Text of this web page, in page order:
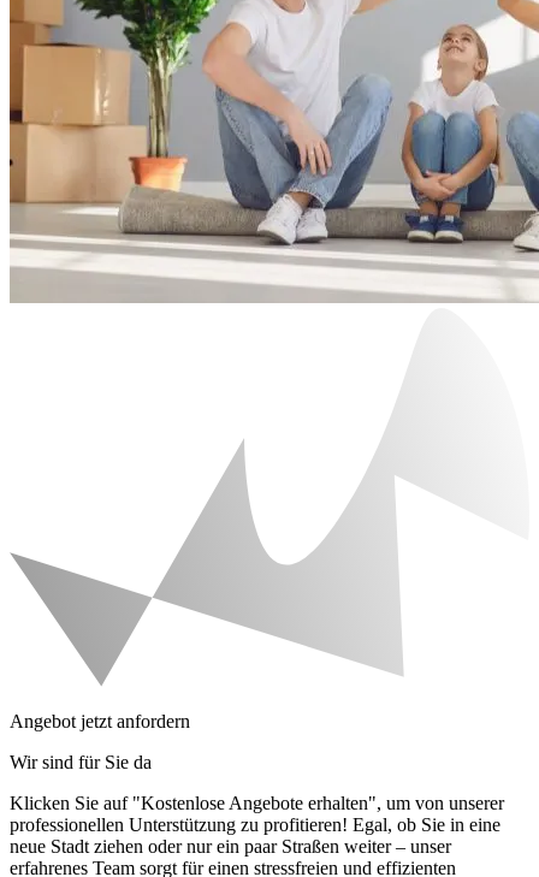
Angebot jetzt anfordern
Wir sind für Sie da
Klicken Sie auf "Kostenlose Angebote erhalten", um von unserer
professionellen Unterstützung zu profitieren! Egal, ob Sie in eine
neue Stadt ziehen oder nur ein paar Straßen weiter – unser
erfahrenes Team sorgt für einen stressfreien und effizienten